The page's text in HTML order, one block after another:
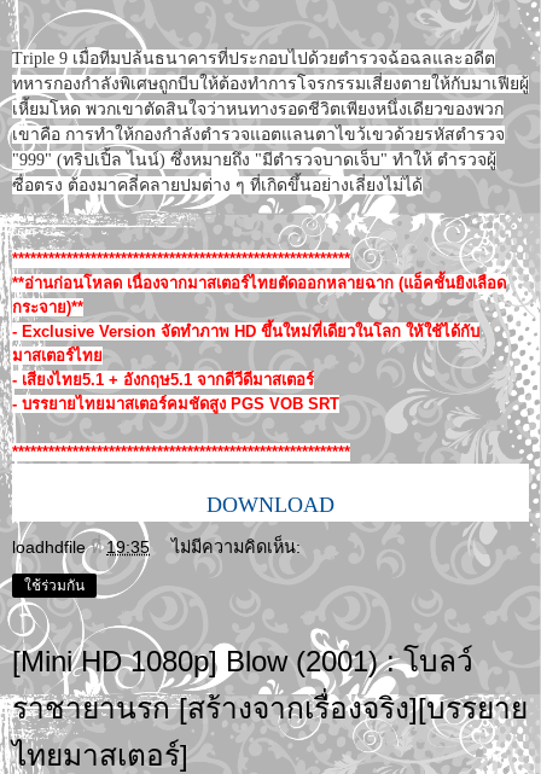
Triple 9 เมื่อทีมปล้นธนาคารที่ประกอบไปด้วยตำรวจฉ้อฉลและอดีต
ทหารกองกำลังพิเศษถูกบีบให้ต้องทำการโจรกรรมเสี่ยงตายให้กับมาเฟียผู้
เหี้ยมโหด พวกเขาตัดสินใจว่าหนทางรอดชีวิตเพียงหนึ่งเดียวของพวก
เขาคือ การทำให้กองกำลังตำรวจแอตแลนตาไขว้เขวด้วยรหัสตำรวจ
"999" (ทริปเปิ้ล ไนน์) ซึ่งหมายถึง "มีตำรวจบาดเจ็บ" ทำให้ ตำรวจผู้
ซื่อตรง ต้องมาคลี่คลายปมต่าง ๆ ที่เกิดขึ้นอย่างเลี่ยงไม่ได้
********************************************************
**อ่านก่อนโหลด เนื่องจากมาสเตอร์ไทยตัดออกหลายฉาก (แอ็คชั้นยิงเลือด
กระจาย)**
- Exclusive Version จัดทำภาพ HD ขึ้นใหม่ที่เดียวในโลก ให้ใช้ได้กับ
มาสเตอร์ไทย
- เสียงไทย5.1 + อังกฤษ5.1 จากดีวีดีมาสเตอร์
- บรรยายไทยมาสเตอร์คมชัดสูง PGS VOB SRT
********************************************************
DOWNLOAD
loadhdfile ที่19:35 ไม่มีความคิดเห็น:
ใช้ร่วมกัน
[Mini HD 1080p] Blow (2001) : โบลว์
ราชายานรก [สร้างจากเรื่องจริง][บรรยาย
ไทยมาสเตอร์]